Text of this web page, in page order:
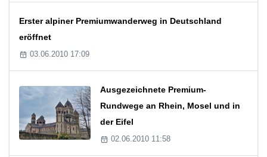
Erster alpiner Premiumwanderweg in Deutschland
eröffnet
03.06.2010 17:09
Ausgezeichnete Premium-
Rundwege an Rhein, Mosel und in
der Eifel
02.06.2010 11:58